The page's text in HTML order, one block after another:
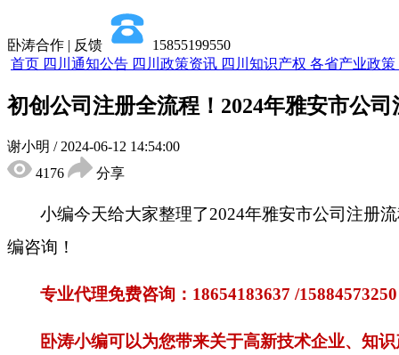
卧涛合作 | 反馈
15855199550
首页 四川通知公告 四川政策资讯 四川知识产权 各省产业政策
初创公司注册全流程！2024年雅安市公
谢小明 / 2024-06-12 14:54:00
4176
分享
小编今天给大家整理了2024年雅安市公司注册
编咨询！
专业代理免费咨询： 18654183637 /
卧涛小编可以为您带来关于高新技术企业、知